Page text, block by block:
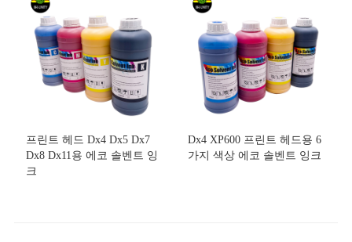
프린트 헤드 Dx4 Dx5 Dx7
Dx8 Dx11용 에코 솔벤트 잉
크
Dx4 XP600 프린트 헤드용 6
가지 색상 에코 솔벤트 잉크